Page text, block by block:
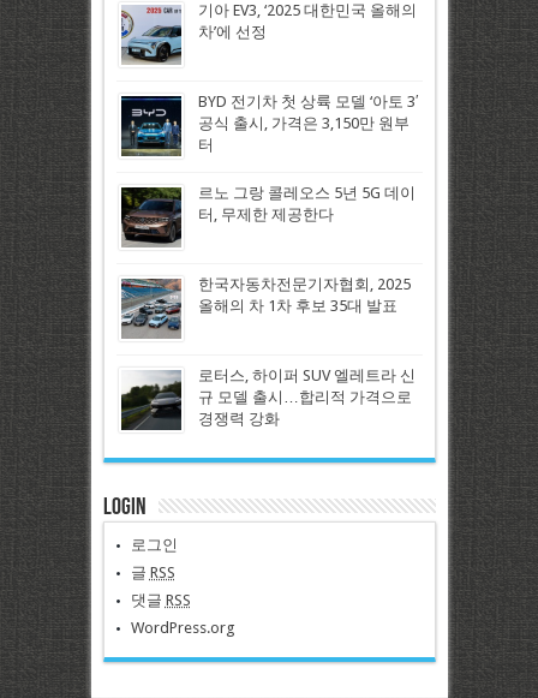
기아 EV3, ‘2025 대한민국 올해의
차’에 선정
BYD 전기차 첫 상륙 모델 ‘아토 3′
공식 출시, 가격은 3,150만 원부
터
르노 그랑 콜레오스 5년 5G 데이
터, 무제한 제공한다
한국자동차전문기자협회, 2025
올해의 차 1차 후보 35대 발표
로터스, 하이퍼 SUV 엘레트라 신
규 모델 출시…합리적 가격으로
경쟁력 강화
Login
로그인
글 RSS
댓글 RSS
WordPress.org